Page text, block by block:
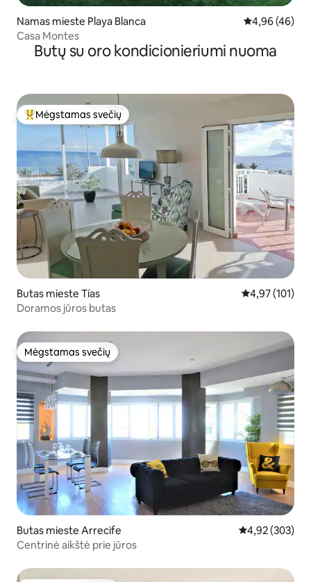
Namas mieste Playa Blanca Vidutinis
4,96 (46)
Casa Montes
Butų su oro kondicionieriumi nuoma
Svečių mėgstamiausias
Mėgstamas svečių
Butas mieste Tías Vidutinis
4,97 (101)
Doramos jūros butas
Mėgstamas svečių
Mėgstamas svečių
Butas mieste Arrecife Vidutinis
4,92 (303)
Centrinė aikštė prie jūros